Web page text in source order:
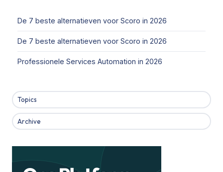
De 7 beste alternatieven voor Scoro in 2026
De 7 beste alternatieven voor Scoro in 2026
Professionele Services Automation in 2026
Topics
Archive